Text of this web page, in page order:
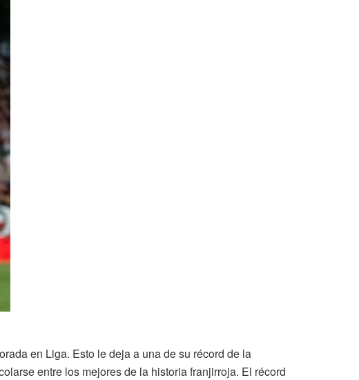
en Liga. Esto le deja a una de su récord de la
entre los mejores de la historia franjirroja. El récord